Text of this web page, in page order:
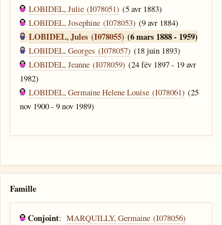
LOBIDEL, Julie (I078051) (5 avr 1883)
LOBIDEL, Josephine (I078053) (9 avr 1884)
LOBIDEL, Jules (I078055) (6 mars 1888 - 1959)
LOBIDEL, Georges (I078057) (18 juin 1893)
LOBIDEL, Jeanne (I078059) (24 fév 1897 - 19 avr
1982)
LOBIDEL, Germaine Helene Louise (I078061) (25
nov 1900 - 9 nov 1989)
Famille
Conjoint:MARQUILLY, Germaine (I078056)